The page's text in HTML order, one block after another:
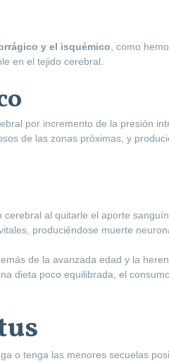
y el isquémico , como
en el tejido cerebral.
por incremento de la presión
de las zonas próximas, y
al quitarle el aporte
produciéndose muerte
de la avanzada edad y la
dieta poco equilibrada, el
o tenga las menores secuelas